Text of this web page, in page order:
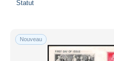
Statut
Nouveau